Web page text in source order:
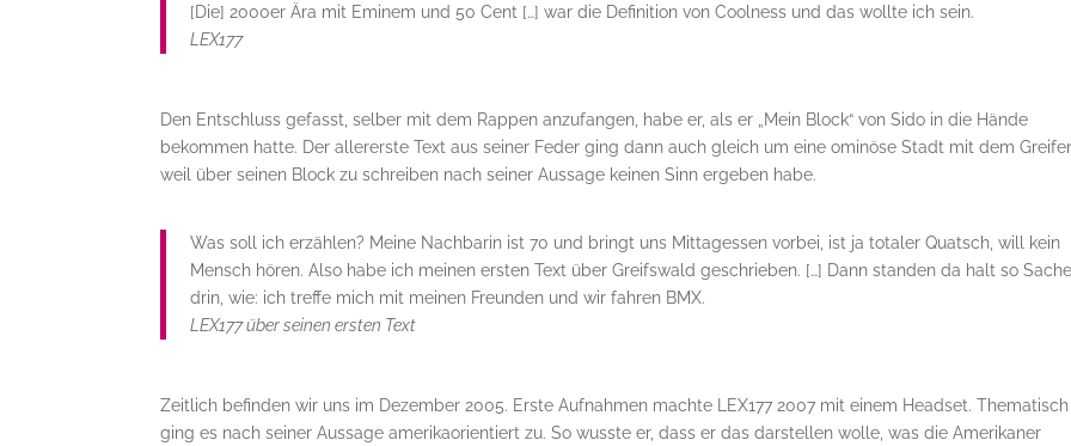
[Die] 2000er Ära mit Eminem und 50 Cent […] war die Definition von Coolness und das wollte ich sein.
LEX177
Den Entschluss gefasst, selber mit dem Rappen anzufangen, habe er, als er „Mein Block“ von Sido in die Hände
bekommen hatte. Der allererste Text aus seiner Feder ging dann auch gleich um eine ominöse Stadt mit dem
weil über seinen Block zu schreiben nach seiner Aussage keinen Sinn ergeben habe.
Was soll ich erzählen? Meine Nachbarin ist 70 und bringt uns Mittagessen vorbei, ist ja totaler Quatsch, will kein
Mensch hören. Also habe ich meinen ersten Text über Greifswald geschrieben. […] Dann standen da halt so
drin, wie: ich treffe mich mit meinen Freunden und wir fahren BMX.
LEX177 über seinen ersten Text
Zeitlich befinden wir uns im Dezember 2005. Erste Aufnahmen machte LEX177 2007 mit einem Headset. Thematisch
ging es nach seiner Aussage amerikaorientiert zu. So wusste er, dass er das darstellen wolle, was die Amerikaner